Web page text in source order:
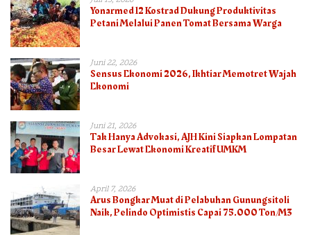
Yonarmed 12 Kostrad Dukung Produktivitas
Petani Melalui Panen Tomat Bersama Warga
Juni 22, 2026
Sensus Ekonomi 2026, Ikhtiar Memotret Wajah
Ekonomi
Juni 21, 2026
Tak Hanya Advokasi, AJH Kini Siapkan Lompatan
Besar Lewat Ekonomi Kreatif UMKM
April 7, 2026
Arus Bongkar Muat di Pelabuhan Gunungsitoli
Naik, Pelindo Optimistis Capai 75.000 Ton/M3